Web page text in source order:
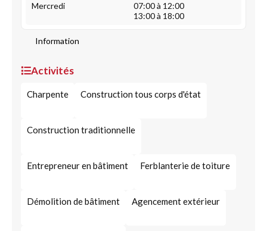
Mercredi
07:00 à 12:00
13:00 à 18:00
Information
Activités
Charpente Construction tous corps d'état
Construction traditionnelle
Entrepreneur en bâtiment Ferblanterie de toiture
Démolition de bâtiment Agencement extérieur